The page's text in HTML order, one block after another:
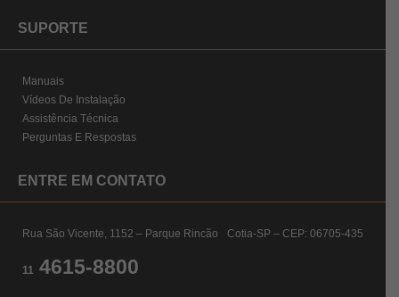
SUPORTE
Manuais
Vídeos De Instalação
Assistência Técnica
Perguntas E Respostas
ENTRE EM CONTATO
Rua São Vicente, 1152 – Parque Rincão Cotia-SP – CEP: 06705-435
11 4615-8800